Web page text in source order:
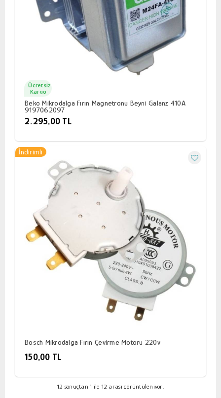
Beko Mikrodalga Fırın Magnetronu Beyni Galanz 410A
9197062097
2.295,00 TL
Ücretsiz
Kargo
Bosch Mikrodalga Fırın Çevirme Motoru 220v
150,00 TL
İndirimli
12 sonuçtan 1 ile 12 arası görüntüleniyor.